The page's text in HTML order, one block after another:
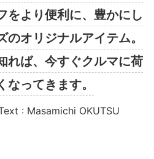
をより便利に、豊かにし
オリジナルアイテム。
れば、今すぐクルマに荷
ってきます。
: Masamichi OKUTSU